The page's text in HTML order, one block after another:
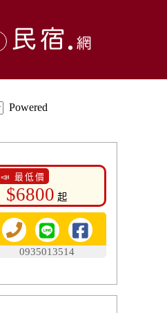
Powered
📣 最低價
$6800 起
0935013514